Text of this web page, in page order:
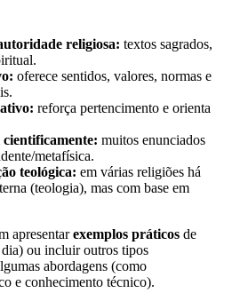
religiosa: textos sagrados,
oferece sentidos, valores, normas e
reforça pertencimento e orienta
cientificamente: muitos enunciados
metafísica.
teológica: em várias religiões há
(teologia), mas com base em
apresentarexemplos práticos de
ou incluir outros tipos
abordagens (como
e conhecimento técnico).